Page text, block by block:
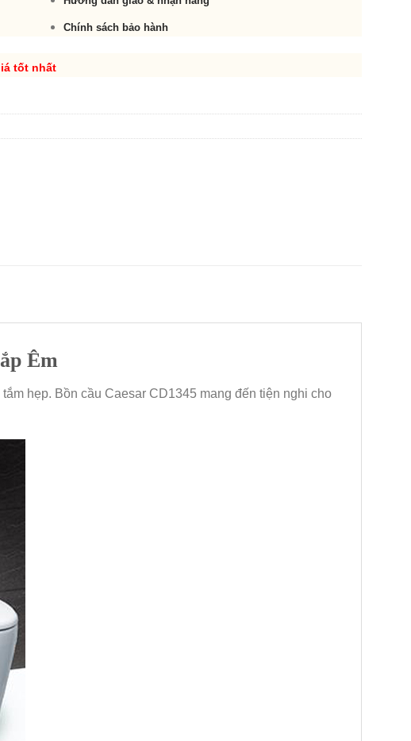
Chính sách bảo hành
tốt nhất
Êm
hẹp. Bồn cầu Caesar CD1345 mang đến tiện nghi cho